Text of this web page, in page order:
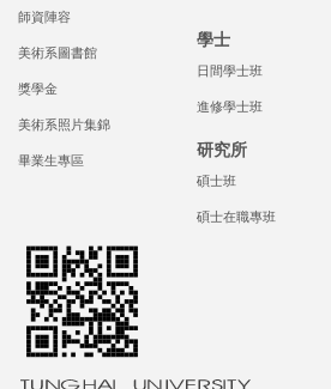
師資陣容
美術系圖書館
獎學金
美術系照片集錦
畢業生專區
學士
日間學士班
進修學士班
研究所
碩士班
碩士在職專班